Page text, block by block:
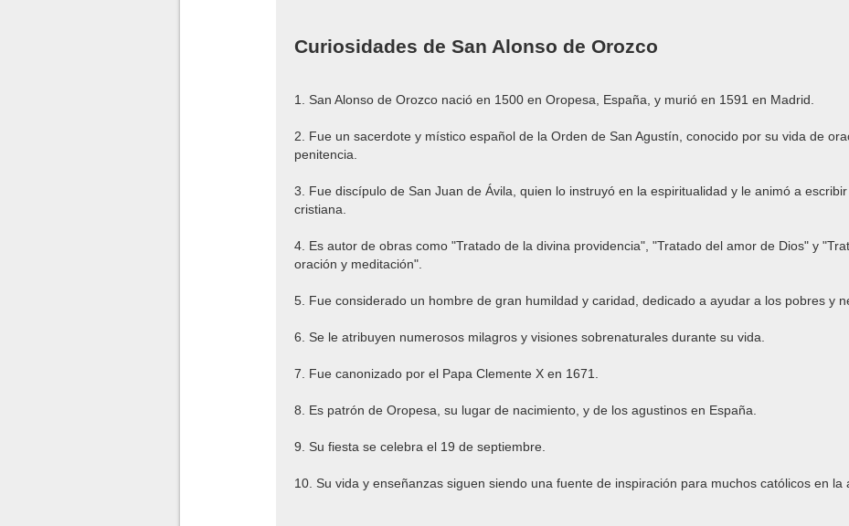
Curiosidades de San Alonso de Orozco
1. San Alonso de Orozco nació en 1500 en Oropesa, España, y murió en 1591 en Madrid.
2. Fue un sacerdote y místico español de la Orden de San Agustín, conocido por su vida de
penitencia.
3. Fue discípulo de San Juan de Ávila, quien lo instruyó en la espiritualidad y le animó a
cristiana.
4. Es autor de obras como "Tratado de la divina providencia", "Tratado del amor de Dios" y
oración y meditación".
5. Fue considerado un hombre de gran humildad y caridad, dedicado a ayudar a los pobres y
6. Se le atribuyen numerosos milagros y visiones sobrenaturales durante su vida.
7. Fue canonizado por el Papa Clemente X en 1671.
8. Es patrón de Oropesa, su lugar de nacimiento, y de los agustinos en España.
9. Su fiesta se celebra el 19 de septiembre.
10. Su vida y enseñanzas siguen siendo una fuente de inspiración para muchos católicos en la